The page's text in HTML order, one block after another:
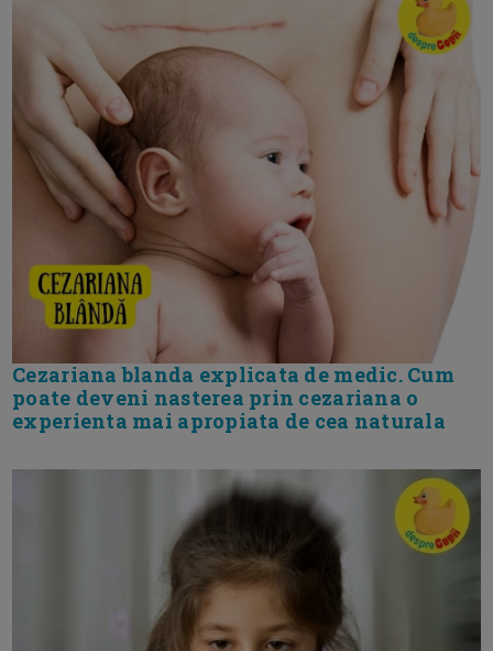
Cezariana blanda explicata de medic. Cum
poate deveni nasterea prin cezariana o
experienta mai apropiata de cea naturala